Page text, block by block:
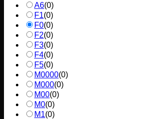
A6(0)
F1(0)
F0(0)
F2(0)
F3(0)
F4(0)
F5(0)
M0000(0)
M000(0)
M00(0)
M0(0)
M1(0)